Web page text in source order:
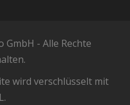
- Alle Rechte
wird verschlüsselt mit